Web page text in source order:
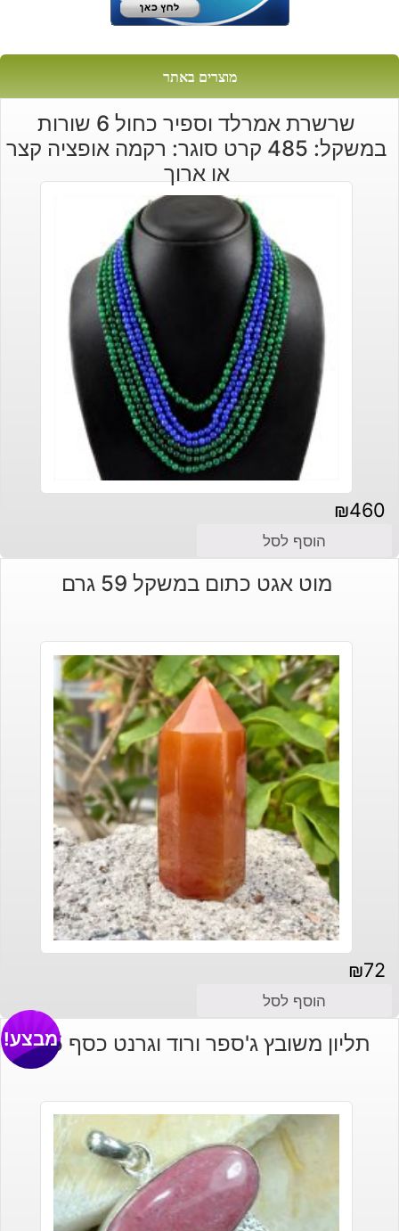
מוצרים באתר
שרשרת אמרלד וספיר כחול 6 שורות
במשקל: 485 קרט סוגר: רקמה אופציה קצר
או ארוך
₪460
הוסף לסל
מוט אגט כתום במשקל 59 גרם
₪72
הוסף לסל
תליון משובץ ג'ספר ורוד וגרנט כסף 925 מבצע!